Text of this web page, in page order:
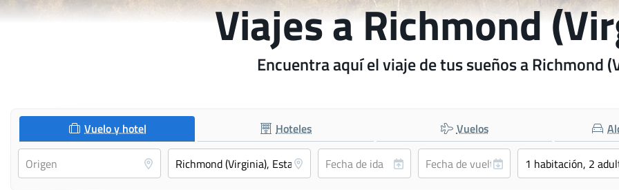
Viajes a Richmond
Encuentra aquí el viaje de tus sueños a Richmond
Vuelo y hotel Hoteles Vuelos